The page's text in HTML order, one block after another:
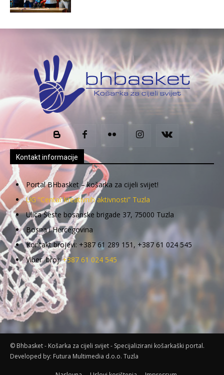
Kontakt informacije
Portal BHbasket – košarka za cijeli svijet!
UG “Centar kreativnih aktivnosti” Tuzla
Ulica Šeste bosanske brigade 37, 75000 Tuzla
Bosna i Hercegovina
Kontakt brojevi: +387 61 289 151, +387 61 024 545
Viber broj:+387 61 024 545
© Bhbasket - Košarka za cijeli svijet - Specijalizirani košarkaški portal.
Developed by: Futura Multimedia d.o.o. Tuzla